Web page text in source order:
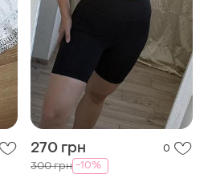
270 грн 0
300 грн -10%